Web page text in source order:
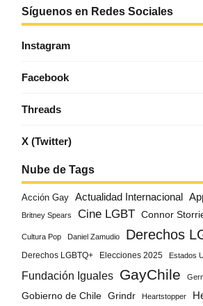
Síguenos en Redes Sociales
Instagram
Facebook
Threads
X (Twitter)
Nube de Tags
Acción Gay Actualidad Internacional
Britney Spears Cine LGBT Connor
Cultura Pop Daniel Zamudio Derechos
Derechos LGBTQ+ Elecciones 2025 Estados
Fundación Iguales GayChile
Gobierno de Chile Grindr Heartstopper